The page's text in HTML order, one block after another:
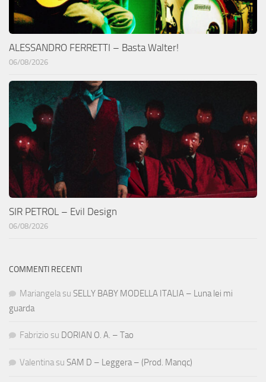
ALESSANDRO FERRETTI – Basta Walter!
06/08/2026
SIR PETROL – Evil Design
06/08/2026
COMMENTI RECENTI
Mariangela su SELLY BABY MODELLA ITALIA – Luna lei mi
guarda
Fabrizio su DORIAN O. A. – Tao
Valentina su SAM D – Leggera – (Prod. Manqc)